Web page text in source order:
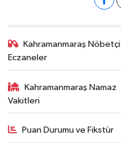
Kahramanmaraş Nöbetçi
Eczaneler
Kahramanmaraş Namaz
Vakitleri
Puan Durumu ve Fikstür